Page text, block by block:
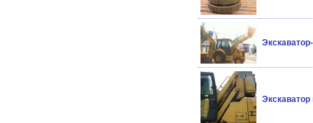
Экскаватор